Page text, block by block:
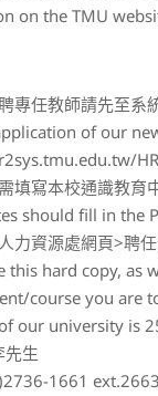
on the TMU
專任教師請先至系
of our
填寫本校通識教育
should fill in the
力資源處網頁>聘
this hard copy, as
course you are
our university is
先生
1661 ext.2663